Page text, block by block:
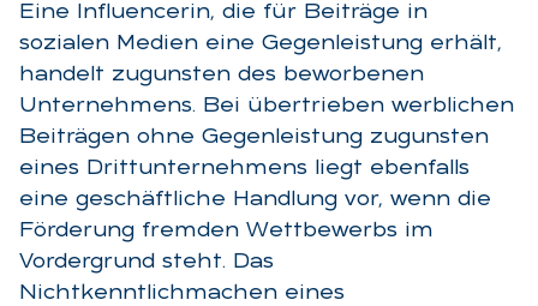
Eine Influencerin, die für Beiträge in
sozialen Medien eine Gegenleistung erhält,
handelt zugunsten des beworbenen
Unternehmens. Bei übertrieben werblichen
Beiträgen ohne Gegenleistung zugunsten
eines Drittunternehmens liegt ebenfalls
eine geschäftliche Handlung vor, wenn die
Förderung fremden Wettbewerbs im
Vordergrund steht. Das
Nichtkenntlichmachen eines